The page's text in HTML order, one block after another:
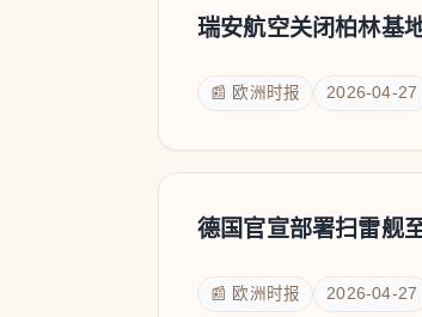
瑞安航空关闭柏林基
📰 欧洲时报 2026-04-27
德国官宣部署扫雷舰
📰 欧洲时报 2026-04-27